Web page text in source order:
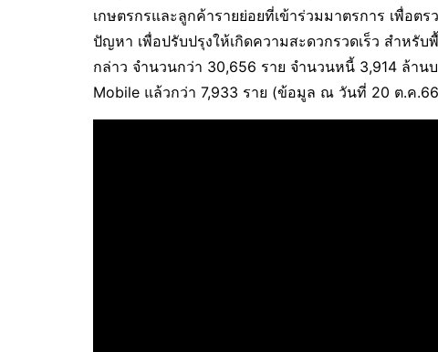
เกษตรกรและลูกค้ารายย่อยที่เข้าร่วมมาตรการ เพื่อ
ปัญหา เพื่อปรับปรุงให้เกิดความสะดวกรวดเร็ว สำหรั
กล่าว จำนวนกว่า 30,656 ราย จำนวนหนี้ 3,914 ล้า
Mobile แล้วกว่า 7,933 ราย (ข้อมูล ณ วันที่ 20 ต.ค